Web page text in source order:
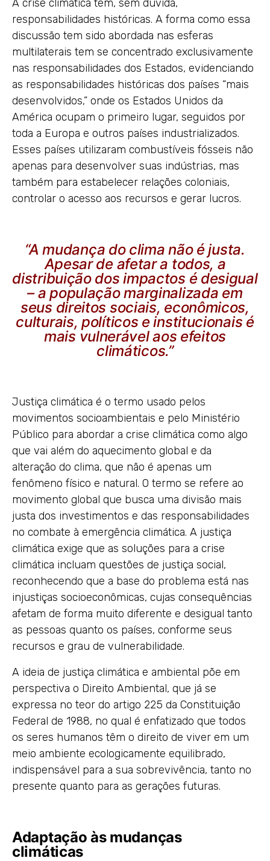
A crise climática tem, sem dúvida,
responsabilidades históricas. A forma como essa
discussão tem sido abordada nas esferas
multilaterais tem se concentrado exclusivamente
nas responsabilidades dos Estados, evidenciando
as responsabilidades históricas dos países “mais
desenvolvidos,” onde os Estados Unidos da
América ocupam o primeiro lugar, seguidos por
toda a Europa e outros países industrializados.
Esses países utilizaram combustíveis fósseis não
apenas para desenvolver suas indústrias, mas
também para estabelecer relações coloniais,
controlar o acesso aos recursos e gerar lucros.
“A mudança do clima não é justa.
Apesar de afetar a todos, a
distribuição dos impactos é desigual
– a população marginalizada em
seus direitos sociais, econômicos,
culturais, políticos e institucionais é
mais vulnerável aos efeitos
climáticos.”
Justiça climática é o termo usado pelos
movimentos socioambientais e pelo Ministério
Público para abordar a crise climática como algo
que vai além do aquecimento global e da
alteração do clima, que não é apenas um
fenômeno físico e natural. O termo se refere ao
movimento global que busca uma divisão mais
justa dos investimentos e das responsabilidades
no combate à emergência climática. A justiça
climática exige que as soluções para a crise
climática incluam questões de justiça social,
reconhecendo que a base do problema está nas
injustiças socioeconômicas, cujas consequências
afetam de forma muito diferente e desigual tanto
as pessoas quanto os países, conforme seus
recursos e grau de vulnerabilidade.
A ideia de justiça climática e ambiental põe em
perspectiva o Direito Ambiental, que já se
expressa no teor do artigo 225 da Constituição
Federal de 1988, no qual é enfatizado que todos
os seres humanos têm o direito de viver em um
meio ambiente ecologicamente equilibrado,
indispensável para a sua sobrevivência, tanto no
presente quanto para as gerações futuras.
Adaptação às mudanças
climáticas